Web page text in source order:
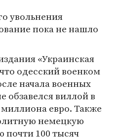
увольнения
пока не нашло
«Украинская
одесский военком
начала военных
обзавелся виллой в
евро. Также
немецкую
100 тысяч